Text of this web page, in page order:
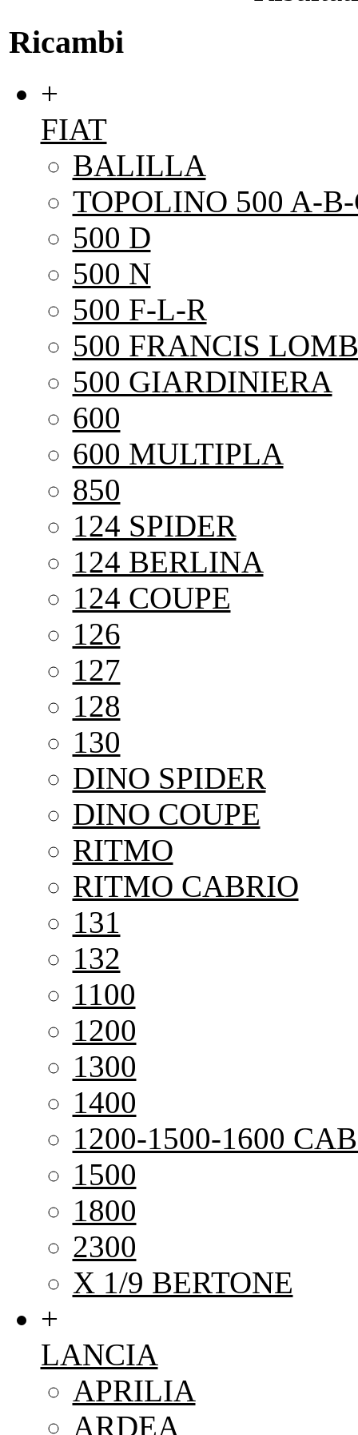
Ricambi
+
FIAT
BALILLA
TOPOLINO 500 A-
500 D
500 N
500 F-L-R
500 FRANCIS
500 GIARDINIERA
600
600 MULTIPLA
850
124 SPIDER
124 BERLINA
124 COUPE
126
127
128
130
DINO SPIDER
DINO COUPE
RITMO
RITMO CABRIO
131
132
1100
1200
1300
1400
1200-1500-1600
1500
1800
2300
X 1/9 BERTONE
+
LANCIA
APRILIA
ARDEA